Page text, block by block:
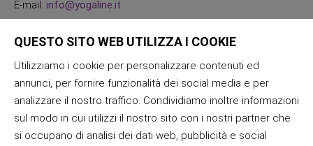
E-mail: info@yogaline.it
QUESTO SITO WEB UTILIZZA I COOKIE
Utilizziamo i cookie per personalizzare contenuti ed
annunci, per fornire funzionalità dei social media e per
analizzare il nostro traffico. Condividiamo inoltre informazioni
sul modo in cui utilizzi il nostro sito con i nostri partner che
si occupano di analisi dei dati web, pubblicità e social